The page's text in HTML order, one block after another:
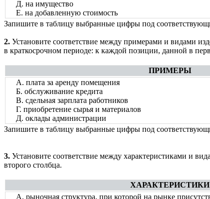
Д. на имущество
Е. на добавленную стоимость
Запишите в таблицу выбранные цифры под
2. Установите соответствие между примерами и видами
в краткосрочном периоде: к каждой позиции, данной в
ПРИМЕРЫ
А. плата за аренду помещения
Б. обслуживание кредита
В. сдельная зарплата работников
Г. приобретение сырья и материалов
Д. оклады администрации
Запишите в таблицу выбранные цифры под
3. Установите соответствие между характеристиками и
второго столбца.
ХАРАКТЕРИСТИКИ
А. рыночная структура, при которой на рынке